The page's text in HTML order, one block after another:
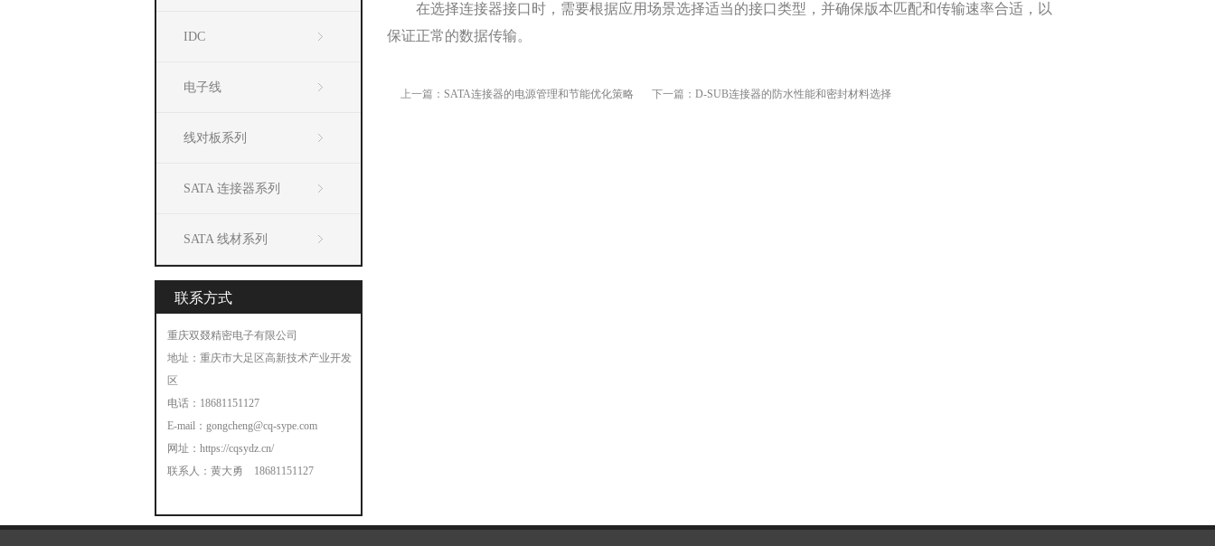
IDC
电子线
线对板系列
SATA 连接器系列
SATA 线材系列
联系方式
重庆双叕精密电子有限公司
地址：重庆市大足区高新技术产业开发
区
电话：18681151127
E-mail： gongcheng@cq-sype.com
网址： https://cqsydz.cn/
联系人：黄大勇 18681151127
在选择连接器接口时，需要根据应用场景选择适当的接口类型，并确保版本匹配和传输速率合适，以
保证正常的数据传输。
上一篇： SATA连接器的电源管理和节能优化策略 下一篇： D-SUB连接器的防水性能和密封材料选择